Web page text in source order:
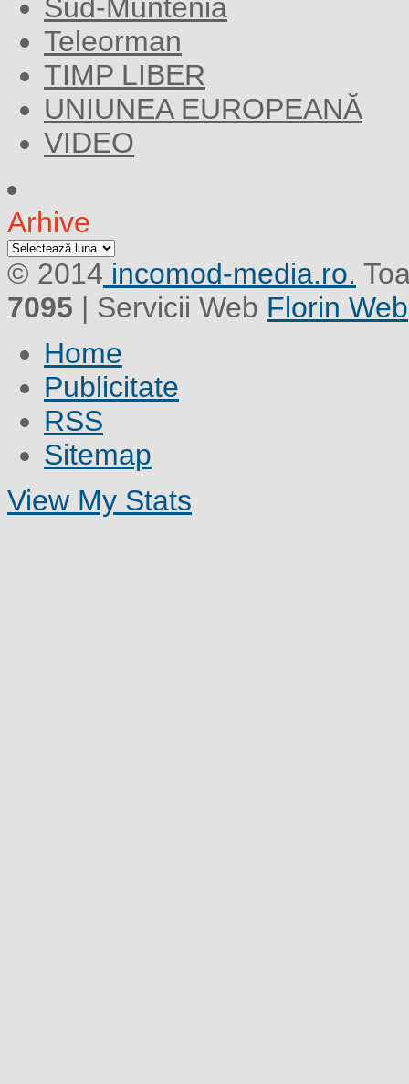
Sud-Muntenia
Teleorman
TIMP LIBER
UNIUNEA EUROPEANĂ
VIDEO
Arhive
Arhive
© 2014 incomod-media.ro.
7095 | Servicii Web Florin Web
Home
Publicitate
RSS
Sitemap
View My Stats